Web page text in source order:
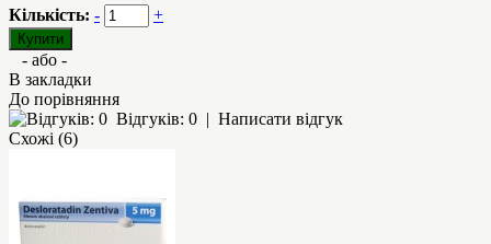
Кількість: - +
- або -
В закладки
До порівняння
Відгуків: 0 | Написати відгук
Схожі (6)